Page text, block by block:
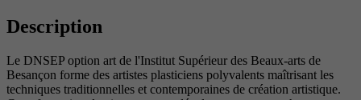
Description
Le DNSEP option art de l'Institut Supérieur des Beaux-arts de
Besançon forme des artistes plasticiens polyvalents maîtrisant les
techniques traditionnelles et contemporaines de création artistique.